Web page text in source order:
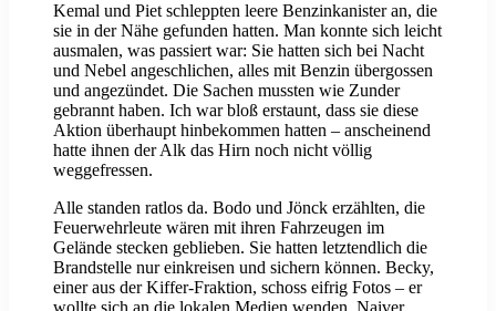
Kemal und Piet schleppten leere Benzinkanister an, die
sie in der Nähe gefunden hatten. Man konnte sich leicht
ausmalen, was passiert war: Sie hatten sich bei Nacht
und Nebel angeschlichen, alles mit Benzin übergossen
und angezündet. Die Sachen mussten wie Zunder
gebrannt haben. Ich war bloß erstaunt, dass sie diese
Aktion überhaupt hinbekommen hatten – anscheinend
hatte ihnen der Alk das Hirn noch nicht völlig
weggefressen.
Alle standen ratlos da. Bodo und Jönck erzählten, die
Feuerwehrleute wären mit ihren Fahrzeugen im
Gelände stecken geblieben. Sie hatten letztendlich die
Brandstelle nur einkreisen und sichern können. Becky,
einer aus der Kiffer-Fraktion, schoss eifrig Fotos – er